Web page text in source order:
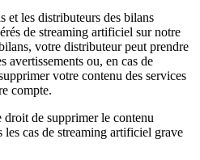
et les distributeurs des bilans
de streaming artificiel sur notre
votre distributeur peut prendre
avertissements ou, en cas de
votre contenu des services
compte.
droit de supprimer le contenu
cas de streaming artificiel grave